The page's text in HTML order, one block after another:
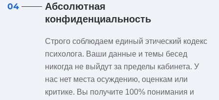
04
Абсолютная
конфиденциальность
Строго соблюдаем единый этический кодекс
психолога. Ваши данные и темы бесед
никогда не выйдут за пределы кабинета. У
нас нет места осуждению, оценкам или
критике. Вы получите 100% понимания и